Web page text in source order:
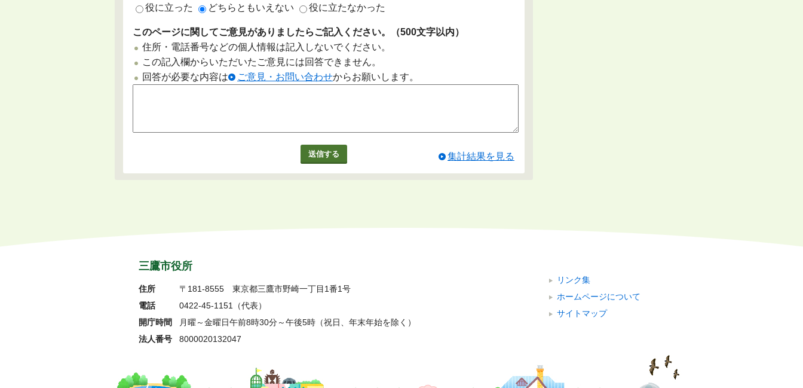
役に立った
どちらともいえない 役に立たなかった
このページに関してご意見がありましたらご記入ください。（500文字以内）
住所・電話番号などの個人情報は記入しないでください。
この記入欄からいただいたご意見には回答できません。
回答が必要な内容は
ご意見・お問い合わせからお願いします。
集計結果を見る
リンク集
ホームページについて
サイトマップ
三鷹市役所
住所 〒181-8555 東京都三鷹市野崎一丁目1番1号
電話
0422-45-1151 （代表）
開庁時間
月曜～金曜日午前8時30分～午後5時（祝日、年末年始を除く）
法人番号
8000020132047